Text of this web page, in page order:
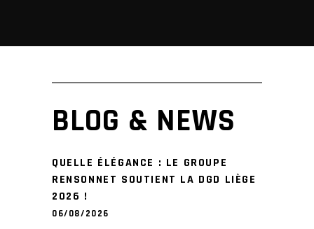
BLOG & NEWS
QUELLE ÉLÉGANCE : LE GROUPE
RENSONNET SOUTIENT LA DGD LIÈGE
2026 !
06/08/2026